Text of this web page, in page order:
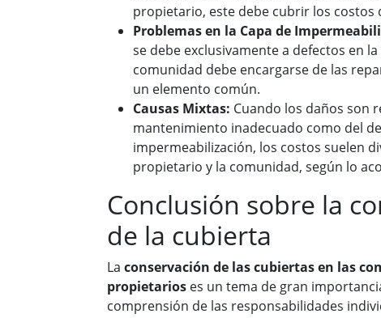
propietario, este debe cubrir los costos
Problemas en la Capa de
se debe exclusivamente a defectos en
comunidad debe encargarse de las
un elemento común.
Causas Mixtas: Cuando los daños son
mantenimiento inadecuado como del
impermeabilización, los costos suelen
propietario y la comunidad, según lo
Conclusión sobre la
de la cubierta
La conservación de las cubiertas en las
propietarios es un tema de gran
comprensión de las responsabilidades